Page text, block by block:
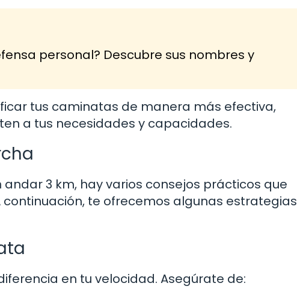
personal? Descubre sus nombres y
tus caminatas de manera más efectiva,
a tus necesidades y capacidades.
3 km, hay varios consejos prácticos que
te ofrecemos algunas estrategias
en tu velocidad. Asegúrate de: